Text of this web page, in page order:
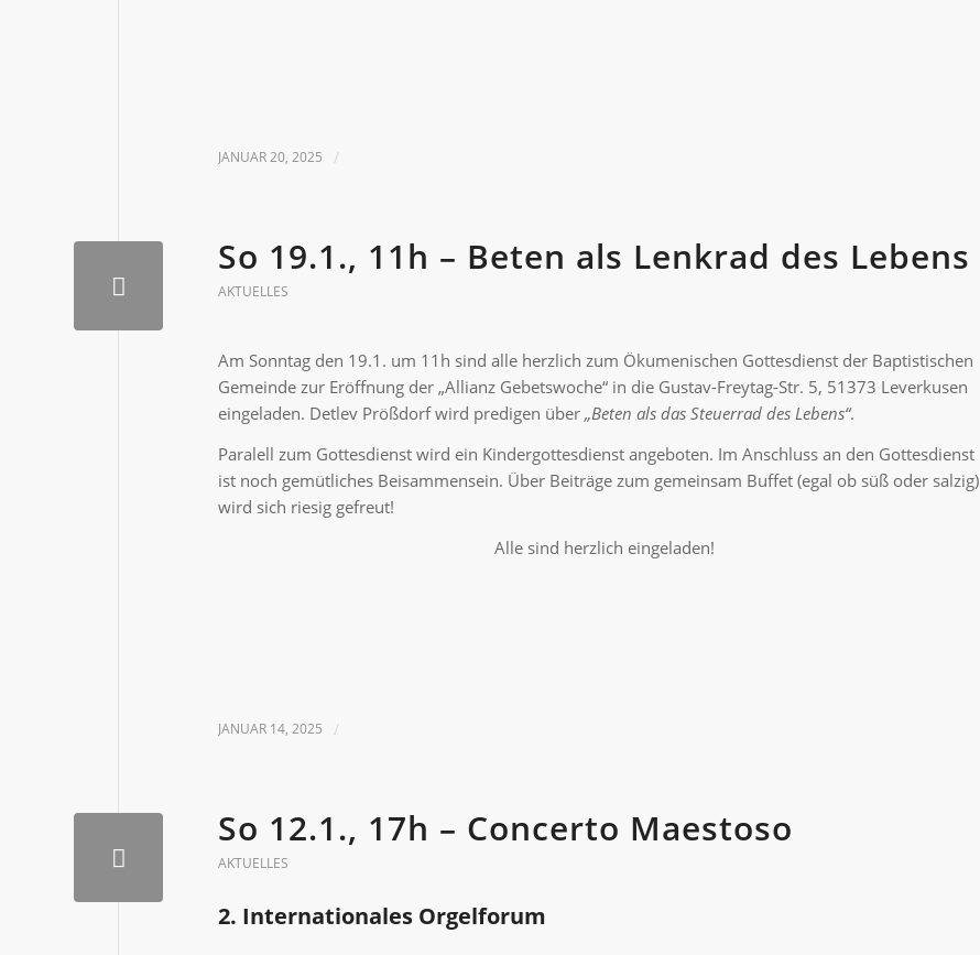
JANUAR 20, 2025 /
So 19.1., 11h – Beten als Lenkrad des Lebens
AKTUELLES
Am Sonntag den 19.1. um 11h sind alle herzlich zum Ökumenischen Gottesdienst der Baptistischen
Gemeinde zur Eröffnung der „Allianz Gebetswoche“ in die Gustav-Freytag-Str. 5, 51373 Leverkusen
eingeladen. Detlev Prößdorf wird predigen über „Beten als das Steuerrad des Lebens“.
Paralell zum Gottesdienst wird ein Kindergottesdienst angeboten. Im Anschluss an den Gottesdienst
ist noch gemütliches Beisammensein. Über Beiträge zum gemeinsam Buffet (egal ob süß oder salzig)
wird sich riesig gefreut!
Alle sind herzlich eingeladen!
JANUAR 14, 2025 /
So 12.1., 17h – Concerto Maestoso
AKTUELLES
2. Internationales Orgelforum